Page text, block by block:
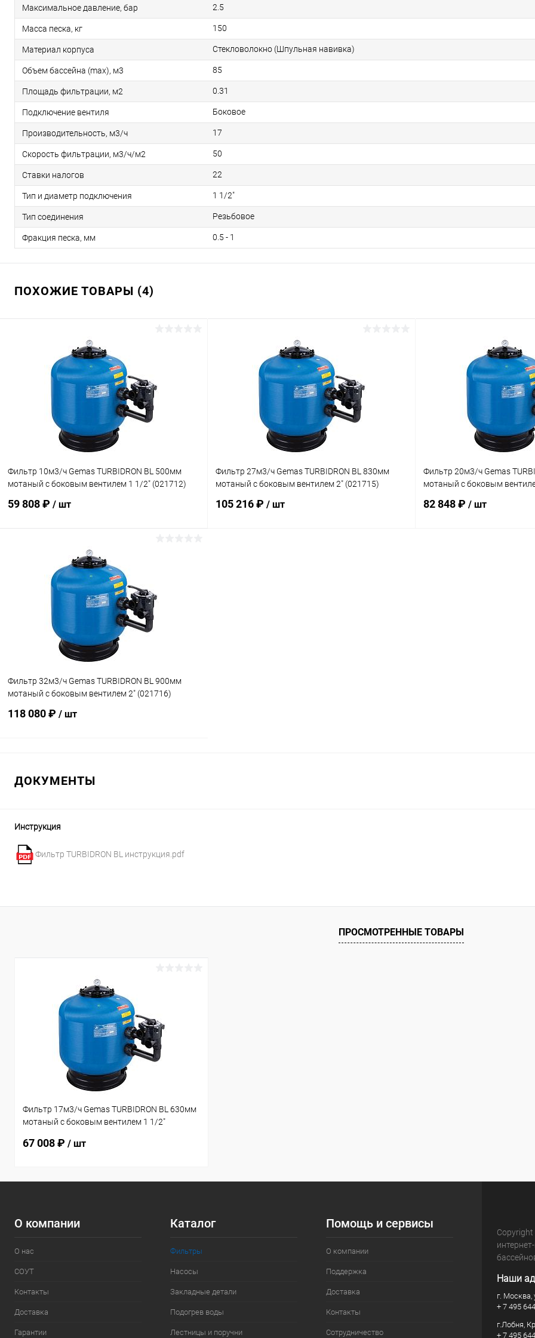
Максимальное давление, бар 2.5
Масса песка, кг 150
Материал корпуса Стекловолокно (Шпульная навивка)
Объем бассейна (max), м3 85
Площадь фильтрации, м2 0.31
Подключение вентиля Боковое
Производительность, м3/ч 17
Скорость фильтрации, м3/ч/м2 50
Ставки налогов 22
Тип и диаметр подключения 1 1/2"
Тип соединения Резьбовое
Фракция песка, мм 0.5 - 1
ПОХОЖИЕ ТОВАРЫ (4)
Фильтр 10м3/ч Gemas TURBIDRON BL 500мм
мотаный с боковым вентилем 1 1/2" (021712)
59 808 ₽ / шт
В корзину
В избранное
К сравнению В наличии
Фильтр 27м3/ч Gemas TURBIDRON BL 830мм
мотаный с боковым вентилем 2" (021715)
105 216 ₽ / шт
Фильтр 20м3/ч Gemas
мотаный с боковым
82 848 ₽ / шт
Фильтр 32м3/ч Gemas TURBIDRON BL 900мм
мотаный с боковым вентилем 2" (021716)
118 080 ₽ / шт
ДОКУМЕНТЫ
Инструкция
Фильтр TURBIDRON BL инструкция.pdf
ПРОСМОТРЕННЫЕ ТОВАРЫ
Фильтр 17м3/ч Gemas TURBIDRON BL 630мм
мотаный с боковым вентилем 1 1/2"
67 008 ₽ / шт
О компании
О нас
СОУТ
Контакты
Доставка
Гарантии
Каталог
Фильтры
Насосы
Закладные детали
Подогрев воды
Лестницы и поручни
Помощь и сервисы
О компании
Поддержка
Доставка
Контакты
Сотрудничество
Наши
г. Москва,
+ 7 495
г.Лобня,
+ 7 495